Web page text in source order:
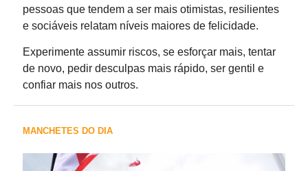
pessoas que tendem a ser mais otimistas, resilientes
e sociáveis relatam níveis maiores de felicidade.
Experimente assumir riscos, se esforçar mais, tentar
de novo, pedir desculpas mais rápido, ser gentil e
confiar mais nos outros.
MANCHETES DO DIA